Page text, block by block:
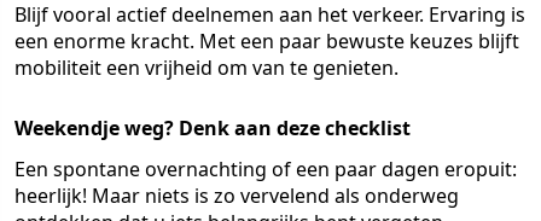
Blijf vooral actief deelnemen aan het verkeer. Ervaring is
een enorme kracht. Met een paar bewuste keuzes blijft
mobiliteit een vrijheid om van te genieten.
Weekendje weg? Denk aan deze checklist
Een spontane overnachting of een paar dagen eropuit:
heerlijk! Maar niets is zo vervelend als onderweg